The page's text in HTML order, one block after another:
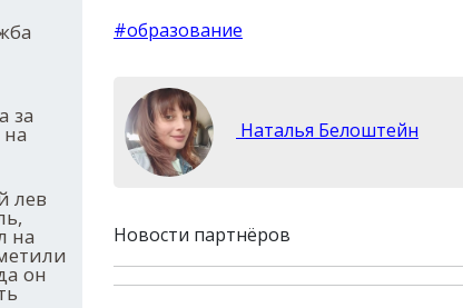
за
лев
на
он
#образование
Наталья Белоштейн
Новости партнёров